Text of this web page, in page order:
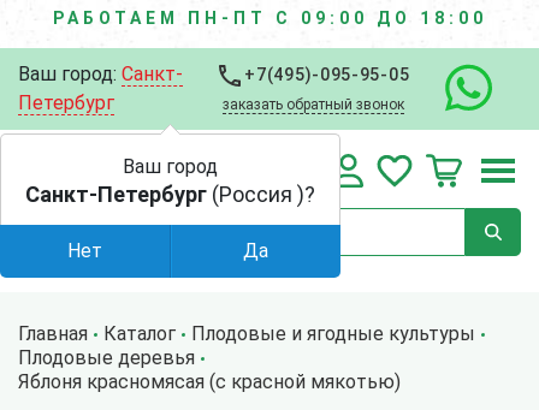
РАБОТАЕМ ПН-ПТ С 09:00 ДО 18:00
Ваш город: Санкт-
Петербург
+7(495)-095-95-05
заказать обратный звонок
Главная Каталог
Плодовые и ягодные культуры
Плодовые деревья
Яблоня красномясая (с красной мякотью)
Ваш город
Санкт-Петербург (Россия )?
Нет Да